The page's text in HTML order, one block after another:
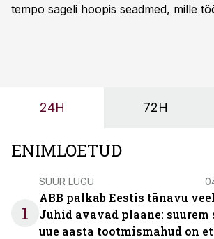
tempo sageli hoopis seadmed, mille
24H 72H
ENIMLOETUD
1
SUUR LUGU
ABB palkab Eestis tänavu
Juhid avavad plaane: suurem
uue aasta tootmismahud on